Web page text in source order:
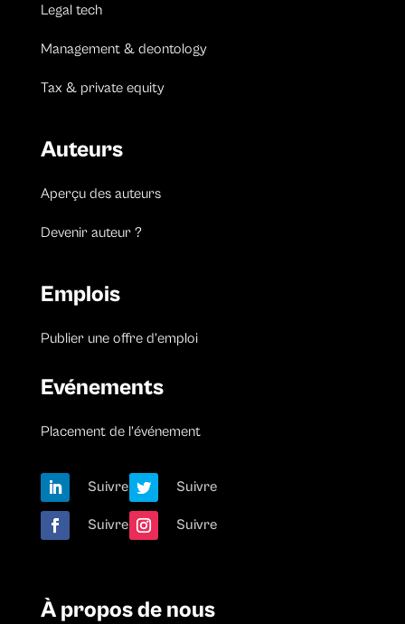
Legal tech
Management & deontology
Tax & private equity
Auteurs
Aperçu des auteurs
Devenir auteur ?
Emplois
Publier une offre d’emploi
Evénements
Placement de l’événement
Suivre Suivre
Suivre Suivre
À propos de nous